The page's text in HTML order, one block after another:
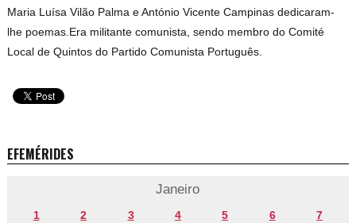
Maria Luísa Vilão Palma e António Vicente Campinas dedicaram-
lhe poemas.Era militante comunista, sendo membro do Comité
Local de Quintos do Partido Comunista Português.
EFEMÉRIDES
Janeiro
1 2 3 4 5 6
7